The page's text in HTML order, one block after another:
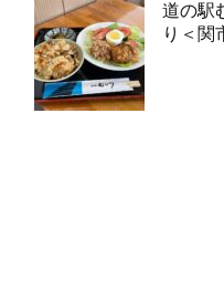
道の駅
り＜関